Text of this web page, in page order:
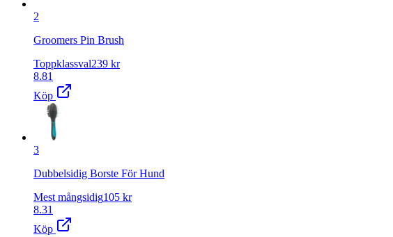
2
Groomers Pin Brush
Toppklassval239 kr
8.81
Köp
3
Dubbelsidig Borste För Hund
Mest mångsidig105 kr
8.31
Köp